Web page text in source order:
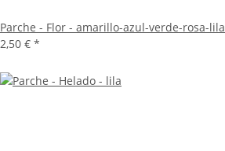
Parche - Flor - amarillo-azul-verde-rosa-lila
2,50 € *